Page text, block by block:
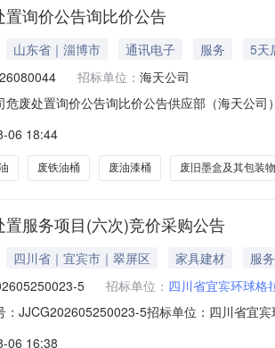
询价公告询比价公告
山东省｜淄博市 通讯电子 服务
5天
招标单位： 海天公司
危废处置询价公告询比价公告供应部（海天公
的专业技术队伍，能提供快速的售后服务响应
投标方所投货物应有经产
06 18:44
废铁油桶 废油漆桶 废旧墨盒及其包装物
服务项目(六次)竞价采购公告
四川省｜宜宾市｜翠屏区 家具建材
服务
5 招标单位： 四川省宜宾环球格
：JJCG202605250023-5招标单位：四川省宜
06 16:38